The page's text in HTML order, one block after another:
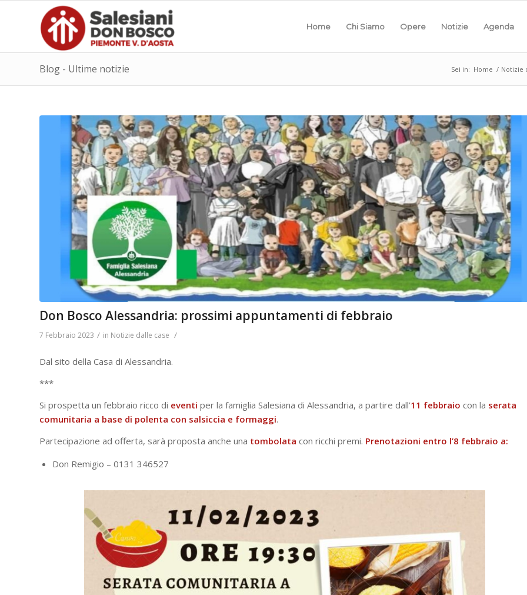
Home Chi Siamo Opere Notizie Agenda
Blog - Ultime notizie Sei in: Home / Notizie
Don Bosco Alessandria: prossimi appuntamenti di febbraio
7 Febbraio 2023 / in Notizie dalle case /
Dal sito della Casa di Alessandria.
***
Si prospetta un febbraio ricco di eventi per la famiglia Salesiana di Alessandria, a partire dall’11 febbraio con la serata
comunitaria a base di polenta con salsiccia e formaggi.
Partecipazione ad offerta, sarà proposta anche una tombolata con ricchi premi. Prenotazioni entro l’8 febbraio a:
Don Remigio – 0131 346527